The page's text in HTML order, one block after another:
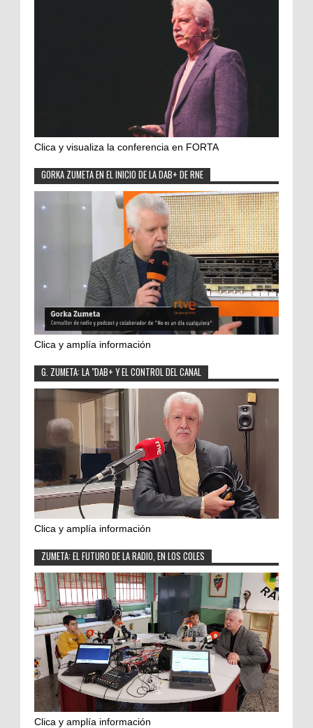
Clica y visualiza la conferencia en FORTA
GORKA ZUMETA EN EL INICIO DE LA DAB+ DE RNE
Clica y amplía información
G. ZUMETA: LA "DAB+ Y EL CONTROL DEL CANAL
Clica y amplía información
ZUMETA: EL FUTURO DE LA RADIO, EN LOS COLES
Clica y amplía información